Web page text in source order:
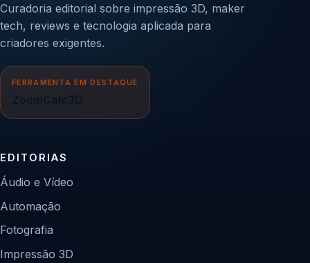
Curadoria editorial sobre impressão 3D, maker
tech, reviews e tecnologia aplicada para
criadores exigentes.
FERRAMENTA EM DESTAQUE
ZoomCalc3D
EDITORIAS
Áudio e Vídeo
Automação
Fotografia
Impressão 3D